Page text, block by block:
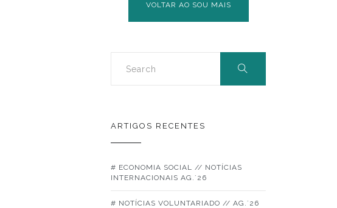
VOLTAR AO SOU MAIS
ARTIGOS RECENTES
# ECONOMIA SOCIAL // NOTÍCIAS
INTERNACIONAIS AG.´26
# NOTÍCIAS VOLUNTARIADO // AG.´26